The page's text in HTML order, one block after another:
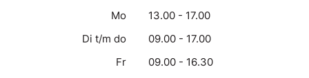
Mo
13.00 - 17.00
Di t/m do
09.00 - 17.00
Fr
09.00 - 16.30